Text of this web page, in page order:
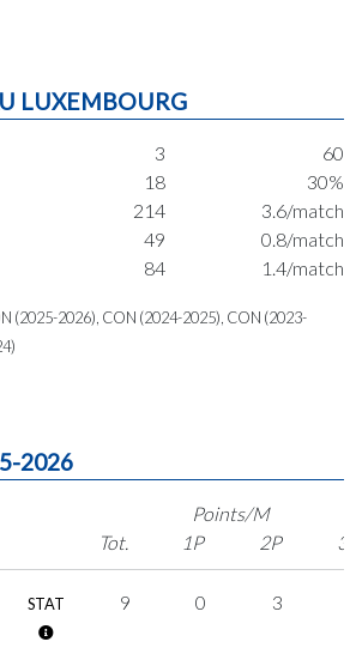
LUXEMBOURG
3
60
18
30%
214
3.6/match
49
0.8/match
84 1.4/match
(2025-2026), CON (2024-2025), CON (2023-
2026
Points/M
Tot.
1P 2P 3P
STAT 9 0 3